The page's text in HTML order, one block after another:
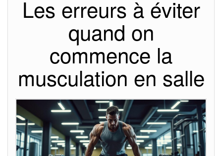
Les erreurs à éviter
quand on
commence la
musculation en salle